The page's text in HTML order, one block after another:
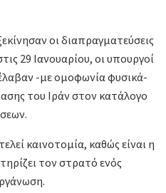
οι διαπραγματεύσεις
29 Ιανουαρίου, οι υπουργοί
-με ομοφωνία φυσικά-
του Ιράν στον κατάλογο
καινοτομία, καθώς είναι η
τον στρατό ενός